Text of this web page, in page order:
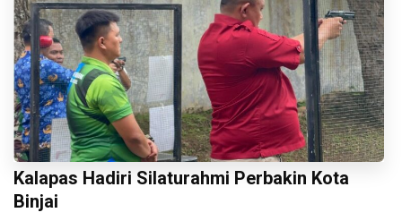
Kalapas Hadiri Silaturahmi Perbakin Kota
Binjai